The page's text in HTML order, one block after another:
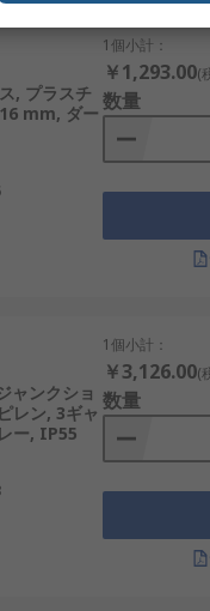
, プラスチ
mm, ダー
1個小計：
￥1,293.00(
数量
ンクショ
レン, 3ギャ
ー, IP55
1個小計：
￥3,126.00(
数量